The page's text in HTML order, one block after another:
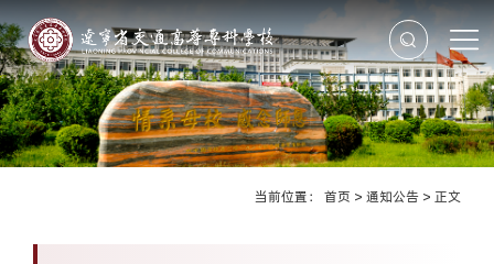
当前位置：首页 >通知公告 > 正文